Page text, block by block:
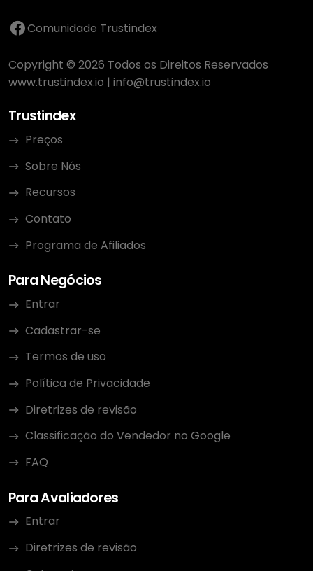
Comunidade Trustindex
Copyright © 2026 Todos os Direitos Reservados
www.trustindex.io | info@trustindex.io
Trustindex
Preços
Sobre Nós
Recursos
Contato
Programa de Afiliados
Para Negócios
Entrar
Cadastrar-se
Termos de uso
Política de Privacidade
Diretrizes de revisão
Classificação do Vendedor no Google
FAQ
Para Avaliadores
Entrar
Diretrizes de revisão